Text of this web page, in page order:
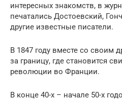
интересных знакомств, в
печатались Достоевский,
другие известные писатели.
В 1847 году вместе со своим
за границу, где становится
революции во Франции.
В конце 40-х – начале 50-х